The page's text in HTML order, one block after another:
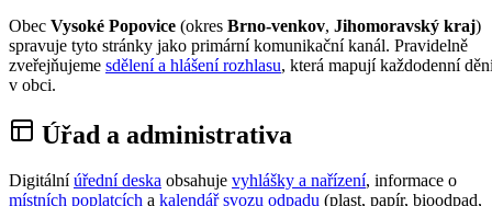
Obec Vysoké Popovice (okres Brno-venkov, Jihomoravský kraj)
spravuje tyto stránky jako primární komunikační kanál. Pravidelně
zveřejňujeme sdělení a hlášení rozhlasu, která mapují každodenní
v obci.
Úřad a administrativa
Digitální úřední deska obsahuje vyhlášky a nařízení, informace o
místních poplatcích a kalendář svozu odpadu (plast, papír, bioodpad,